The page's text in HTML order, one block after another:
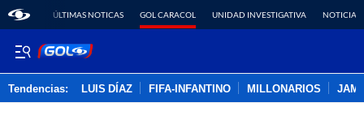
ÚLTIMAS NOTICAS GOL CARACOL UNIDAD INVESTIGATIVA NOTICIAS
Tendencias: LUIS DÍAZ FIFA-INFANTINO MILLONARIOS